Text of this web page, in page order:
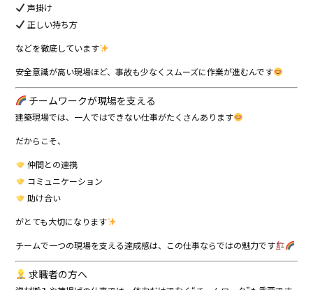
声掛け
正しい持ち方
などを徹底しています
安全意識が高い現場ほど、事故も少なくスムーズに作業が進むんです
チームワークが現場を支える
建築現場では、一人ではできない仕事がたくさんあります
だからこそ、
仲間との連携
コミュニケーション
助け合い
がとても大切になります
チームで一つの現場を支える達成感は、この仕事ならではの魅力です
求職者の方へ